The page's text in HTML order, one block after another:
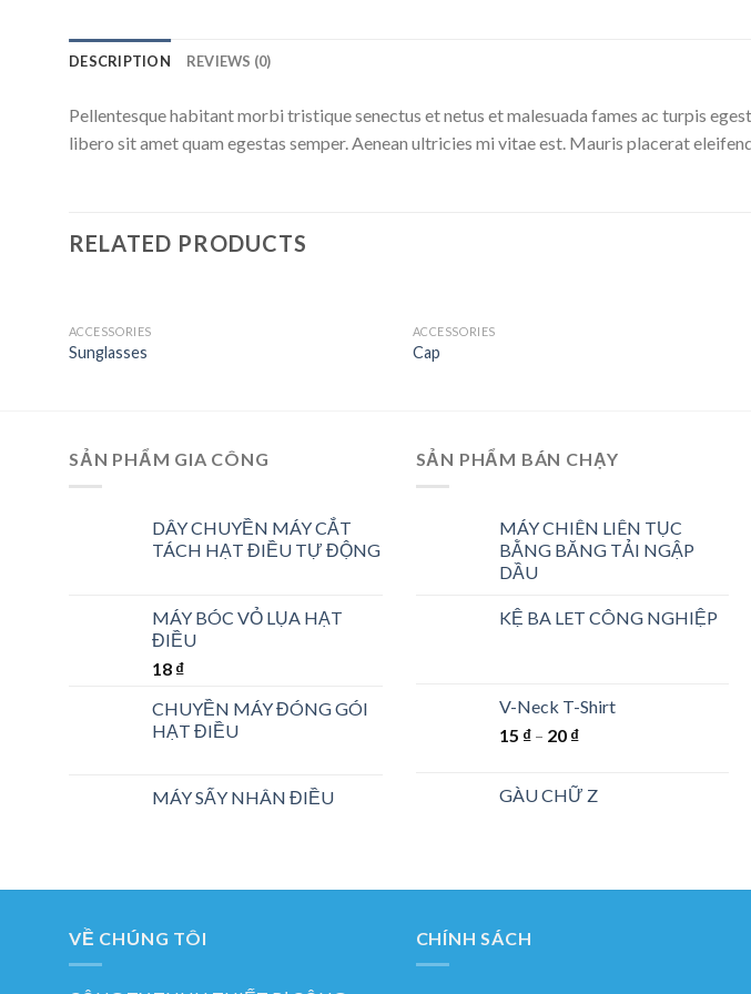
DESCRIPTION REVIEWS (0)
Pellentesque habitant morbi tristique senectus et netus et malesuada fames ac turpis
libero sit amet quam egestas semper. Aenean ultricies mi vitae est. Mauris placerat
RELATED PRODUCTS
ACCESSORIES
Sunglasses
ACCESSORIES
Cap
SẢN PHẨM GIA CÔNG
DÂY CHUYỀN MÁY CẮT
TÁCH HẠT ĐIỀU TỰ ĐỘNG
MÁY BÓC VỎ LỤA HẠT
ĐIỀU
18 ₫
CHUYỀN MÁY ĐÓNG GÓI
HẠT ĐIỀU
MÁY SẤY NHÂN ĐIỀU
SẢN PHẨM BÁN CHẠY
MÁY CHIÊN LIÊN TỤC
BẰNG BĂNG TẢI NGẬP
DẦU
KỆ BA LET CÔNG NGHIỆP
V-Neck T-Shirt
15 ₫– 20 ₫
GÀU CHỮ Z
VỀ CHÚNG TÔI CHÍNH SÁCH